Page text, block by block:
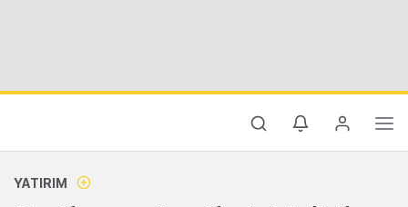
YATIRIM